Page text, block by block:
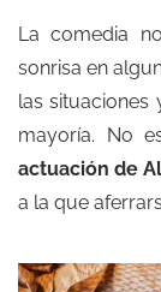
La comedia
sonrisa en
las situaciones
mayoría. No
actuación de
a la que